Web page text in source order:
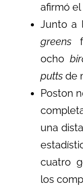
afirmó el
Junto a
greens
ocho
putts de
Poston
una
cuatro
los